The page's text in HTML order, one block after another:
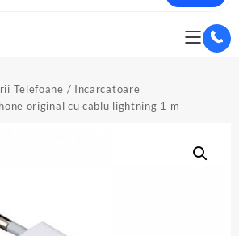
Telefoane / Incarcatoare
original cu cablu lightning 1 m